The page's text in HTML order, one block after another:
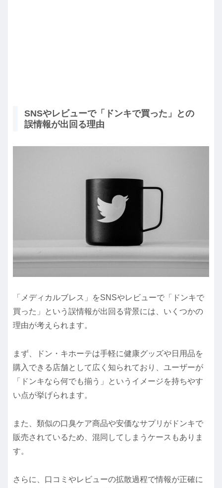
SNSやレビューで「ドンキで買った」との
誤情報が出回る理由
「メディカルブレス」をSNSやレビューで「ドンキで
買った」という誤情報が出回る背景には、いくつかの
理由が考えられます。
まず、ドン・キホーテは手軽に健康グッズや日用品を
購入できる店舗として広く知られており、ユーザーが
「ドンキなら何でも揃う」というイメージを持ちやす
い点が挙げられます。
また、類似の口臭ケア商品や安価なサプリがドンキで
販売されているため、混同してしまうケースもありま
す。
さらに、口コミやレビューの拡散過程で情報が正確に